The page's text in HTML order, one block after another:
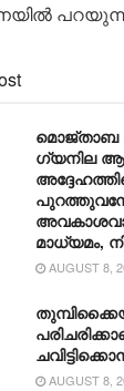
മൊജ്താബ
ഗ്യനില
മാധ്യമം,
AUGUST 8,
AUGUST 8,